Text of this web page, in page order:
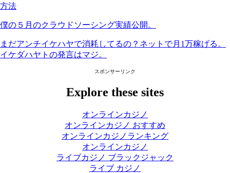
方法
僕の５月のクラウドソーシング実績公開。
まだアンチイケハヤで消耗してるの？ネットで月1万稼げる。
イケダハヤトの発言はマジ。
スポンサーリンク
Explore these sites
オンラインカジノ
オンラインカジノ おすすめ
オンラインカジノランキング
オンラインカジノ
ライブカジノ ブラックジャック
ライブ カジノ